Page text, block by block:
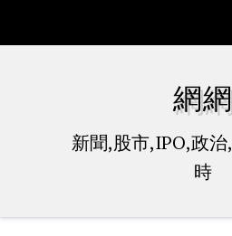
網網
新聞,股市,IPO,政
時